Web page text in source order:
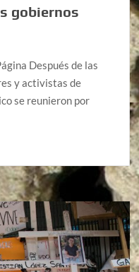
gobiernos
Después de las
y activistas de
se reunieron por